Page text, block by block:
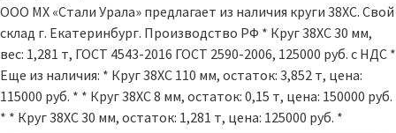
ООО МХ «Стали Урала» предлагает из наличия круги 38ХС. Свой
склад г. Екатеринбург. Производство РФ * Круг 38ХС 30 мм,
вес: 1,281 т, ГОСТ 4543-2016 ГОСТ 2590-2006, 125000 руб. с НДС *
Еще из наличия: * Круг 38ХС 110 мм, остаток: 3,852 т, цена:
115000 руб. * * Круг 38ХС 8 мм, остаток: 0,15 т, цена: 150000 руб.
* * Круг 38ХС 30 мм, остаток: 1,281 т, цена: 125000 руб. *